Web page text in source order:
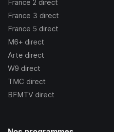
France 2 direct
France 3 direct
France 5 direct
M6+ direct
Arte direct
W9 direct
TMC direct
BFMTV direct